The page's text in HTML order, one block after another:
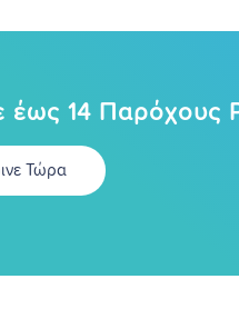
έως 14 Παρόχους
Τώρα